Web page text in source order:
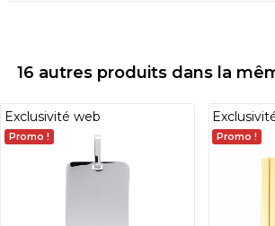
16 autres produits dans la
Exclusivité web
Promo ! Promo !